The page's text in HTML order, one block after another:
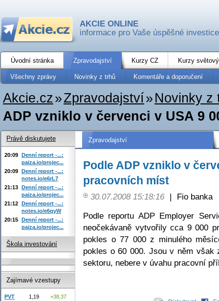
AKCIE ONLINE
informace pro Vaše úspěšné investice
Úvodní stránka Zpravodajství Kurzy CZ Kurzy
Všechny zprávy Novinky z trhů Komentáře a doporučení
Akcie.cz»Zpravodajství» Novinky z
ADP vzniklo v červenci v USA 9
Zpravodajství
Podle ADP vzniklo v
pracovních míst
30.07.2008 15:18:16 |
Fio banka
Podle reportu ADP Employer
neočekávaně vytvořily cca 9 000
pokles o 77 000 z minulého
pokles o 60 000. Jsou v něm však
sektoru, nebere v úvahu pracovní
Právě diskutujete
20:09 Denní report -...:
paiza.io/projec...
20:09 Denní report -...:
notes.io/e6rL7
21:13 Denní report -...:
paiza.io/projec...
21:12 Denní report -...:
notes.io/e6qyW
20:15 Denní report -...:
paiza.io/projec...
Škola investování
Zajímavé vzestupy
PVT 1,19
+38,37